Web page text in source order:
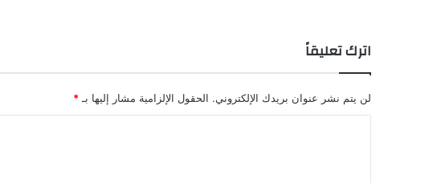
اترك تعليقاً
لن يتم نشر عنوان بريدك الإلكتروني. الحقول الإلزامية مشار إليها بـ *